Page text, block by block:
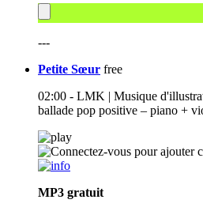
---
Petite Sœur free
02:00 - LMK | Musique
ballade pop positive – piano +
MP3 gratuit